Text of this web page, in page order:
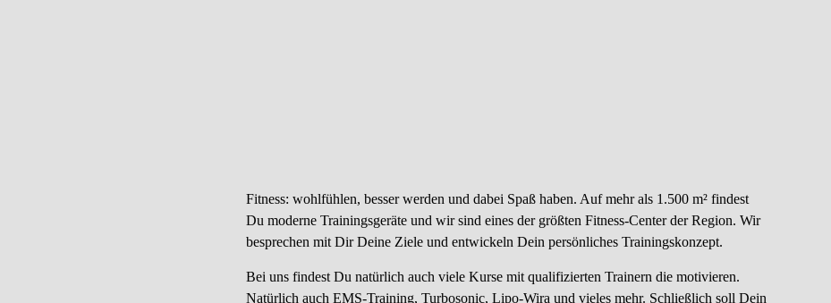
Fitness ClubFitness: wohlfühlen, besser werden und dabei Spaß haben. Auf mehr als 1.500 m² findest
Du moderne Trainingsgeräte und wir sind eines der größten Fitness-Center der Region. Wir
besprechen mit Dir Deine Ziele und entwickeln Dein persönliches Trainingskonzept.
Bei uns findest Du natürlich auch viele Kurse mit qualifizierten Trainern die motivieren.
Natürlich auch EMS-Training, Turbosonic, Lipo-Wira und vieles mehr. Schließlich soll Dein